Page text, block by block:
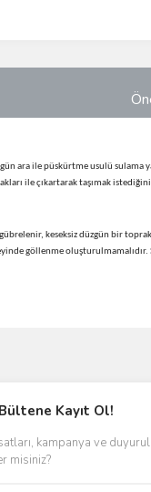
ara ile püskürtme usulü sulama
ile çıkartarak taşımak
keseksiz düzgün bir
göllenme oluşturulmamalıdır.
Kayıt Ol!
kampanya ve
misiniz?